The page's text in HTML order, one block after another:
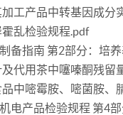
工产品中转基因成分
乱检验规程.pdf
备指南 第2部分：培
代用茶中噻嗪酮残留
中嘧霉胺、嘧菌胺
电产品检验规程 第4